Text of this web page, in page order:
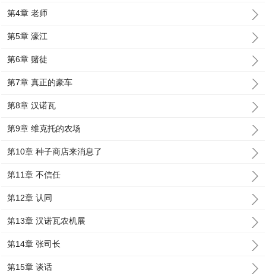
第4章 老师
第5章 濠江
第6章 赌徒
第7章 真正的豪车
第8章 汉诺瓦
第9章 维克托的农场
第10章 种子商店来消息了
第11章 不信任
第12章 认同
第13章 汉诺瓦农机展
第14章 张司长
第15章 谈话